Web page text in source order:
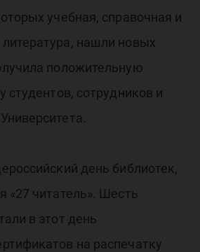
учебная, справочная и
нашли новых
положительную
студентов, сотрудников и
день библиотек,
«27 читатель». Шесть
в этот день
на распечатку